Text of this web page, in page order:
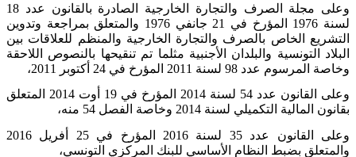
وعلى مجلة الصرف والتجارة الخارجية الصادرة بالقانون عدد 18
لسنة 1976 المؤرخ في 21 جانفي 1976 والمتعلق بمراجعة وتدوين
التشريع الخاص بالصرف والتجارة الخارجية والمنظم للعلاقات بين
البلاد التونسية والبلدان الأجنبية مثلما تم تنقيحها بالنصوص اللاحقة
وخاصة المرسوم عدد 98 لسنة 2011 المؤرخ في 24 أكتوبر 2011،
وعلى القانون عدد 54 لسنة 2014 المؤرخ في 19 أوت 2014 المتعلق
بقانون المالية التكميلي لسنة 2014 وخاصة الفصل 54 منه،
وعلى القانون عدد 35 لسنة 2016 المؤرخ في 25 أفريل 2016
والمتعلق بضبط النظام الأساسي للبنك المركزي التونسي،